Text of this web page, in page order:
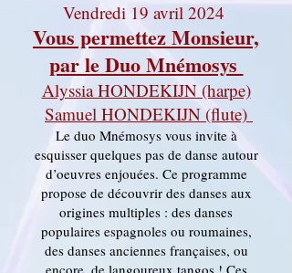
Vendredi 19 avril 2024
Vous permettez Monsieur,
par le Duo Mnémosys
Alyssia HONDEKIJN (harpe)
Samuel HONDEKIJN (flute)
Le duo Mnémosys vous invite à
esquisser quelques pas de danse autour
d’oeuvres enjouées. Ce programme
propose de découvrir des danses aux
origines multiples : des danses
populaires espagnoles ou roumaines,
des danses anciennes françaises, ou
encore, de langoureux tangos ! Ces